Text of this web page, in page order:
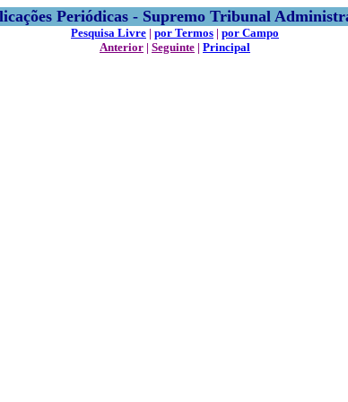
Periódicas - Supremo Tribunal
Pesquisa Livre | por Termos | por Campo
Anterior | Seguinte | Principal